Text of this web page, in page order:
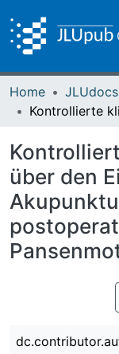
Home JLUdocs
über den